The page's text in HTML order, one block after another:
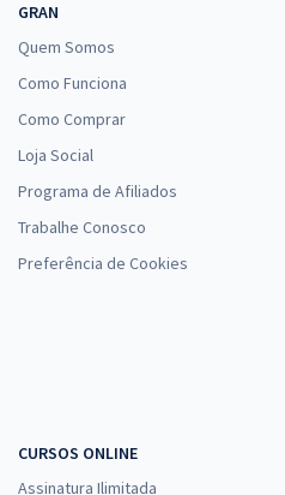
GRAN
Quem Somos
Como Funciona
Como Comprar
Loja Social
Programa de Afiliados
Trabalhe Conosco
Preferência de Cookies
CURSOS ONLINE
Assinatura Ilimitada